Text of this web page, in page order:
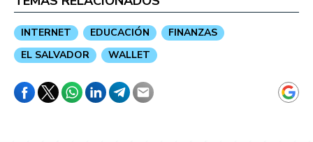
INTERNET EDUCACIÓN
FINANZAS
EL SALVADOR
WALLET